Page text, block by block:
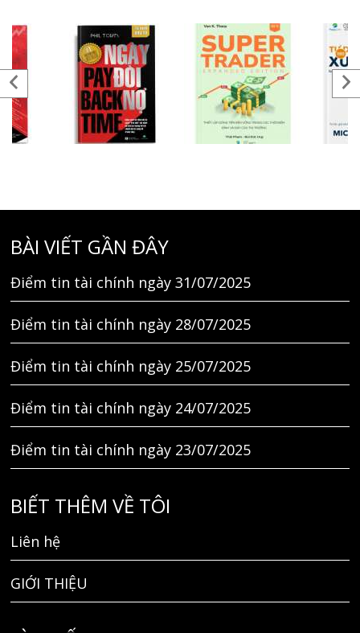
BÀI VIẾT GẦN ĐÂY
Điểm tin tài chính ngày 31/07/2025
Điểm tin tài chính ngày 28/07/2025
Điểm tin tài chính ngày 25/07/2025
Điểm tin tài chính ngày 24/07/2025
Điểm tin tài chính ngày 23/07/2025
BIẾT THÊM VỀ TÔI
Liên hệ
GIỚI THIỆU